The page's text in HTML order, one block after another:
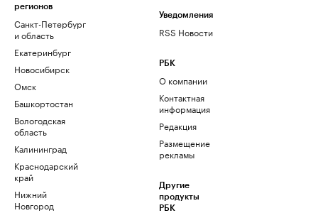
регионов
Санкт-Петербург
и область
Екатеринбург
Новосибирск
Омск
Башкортостан
Вологодская
область
Калининград
Краснодарский
край
Нижний
Новгород
Уведомления
RSS Новости
РБК
О компании
Контактная
информация
Редакция
Размещение
рекламы
Другие
продукты
РБК